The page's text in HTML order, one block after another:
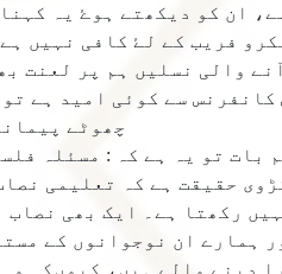
ان کو دیکھتے ہوۓ یہ
فریب کے لۓ کافی نہیں
والی نسلیں ہم پر لعنت
كانفرنس سے کوئی امید ہے
چھوٹے
بات تو یہ ہے کہ : مسئلہ
حقیقت ہے کہ تعلیمی
رکھتا ہے۔ ایک بھی
ہمارے ان نوجوانوں کے
دینے والے ہیں، كيوںکہ